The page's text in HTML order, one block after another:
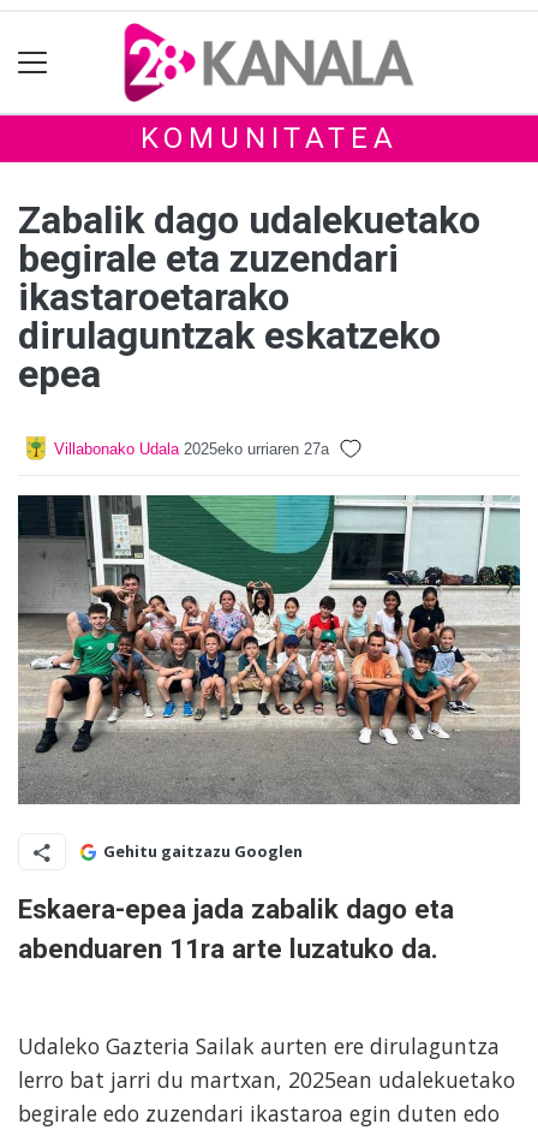
KOMUNITATEA
Zabalik dago udalekuetako
begirale eta zuzendari
ikastaroetarako
dirulaguntzak eskatzeko
epea
Villabonako Udala 2025eko urriaren 27a
Gehitu gaitzazu Googlen
Eskaera-epea jada zabalik dago eta
abenduaren 11ra arte luzatuko da.
Udaleko Gazteria Sailak aurten ere dirulaguntza
lerro bat jarri du martxan, 2025ean udalekuetako
begirale edo zuzendari ikastaroa egin duten edo